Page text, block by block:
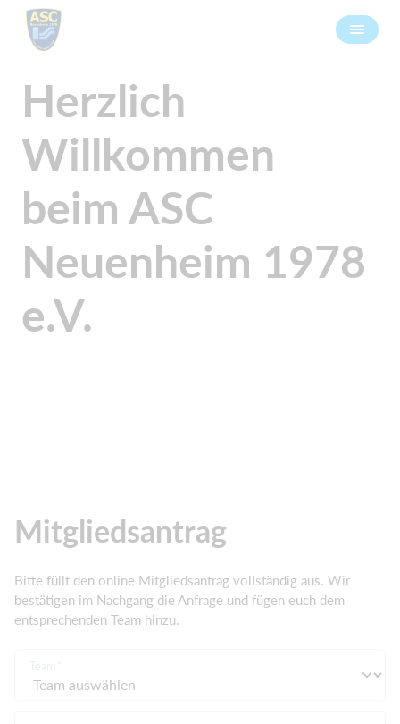
Herzlich
Willkommen
beim ASC
Neuenheim 1978
e.V.
Mitgliedsantrag
Bitte füllt den online Mitgliedsantrag vollständig aus. Wir
bestätigen im Nachgang die Anfrage und fügen euch dem
entsprechenden Team hinzu.